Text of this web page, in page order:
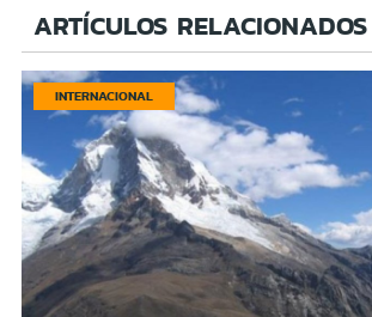
ARTÍCULOS RELACIONADOS
INTERNACIONAL